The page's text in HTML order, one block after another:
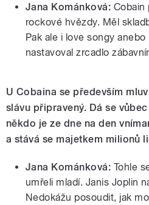
Jana Kománková: Cobain
rockové hvězdy. Měl
Pak ale i love songy
nastavoval zrcadlo
U Cobaina se především
slávu připravený. Dá se
někdo je ze dne na den
a stává se majetkem milionů
Jana Kománková: Tohle
umřeli mladí. Janis Joplin
Nedokážu posoudit, jak